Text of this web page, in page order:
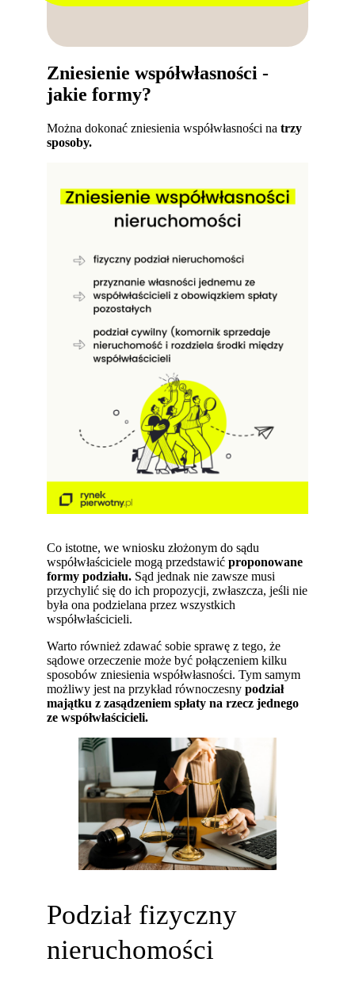
Zniesienie współwłasności -
jakie formy?
Można dokonać zniesienia współwłasności natrzy
sposoby.
Co istotne, we wniosku złożonym do sądu
współwłaściciele mogą przedstawićproponowane
formy podziału. Sąd jednak nie zawsze musi
przychylić się do ich propozycji, zwłaszcza, jeśli nie
była ona podzielana przez wszystkich
współwłaścicieli.
Warto również zdawać sobie sprawę z tego, że
sądowe orzeczenie może być połączeniem kilku
sposobów zniesienia współwłasności. Tym samym
możliwy jest na przykład równoczesnypodział
majątku z zasądzeniem spłaty na rzecz jednego
ze współwłaścicieli.
Podział fizyczny
nieruchomości